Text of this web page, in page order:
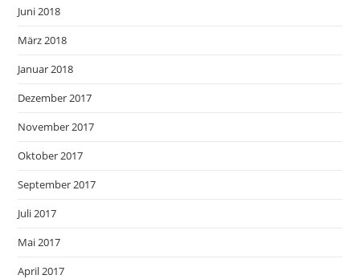
Juni 2018
März 2018
Januar 2018
Dezember 2017
November 2017
Oktober 2017
September 2017
Juli 2017
Mai 2017
April 2017